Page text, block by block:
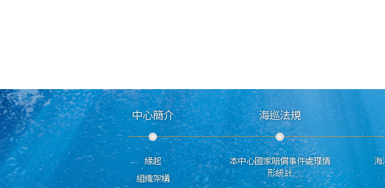
中心簡介
緣起
組織架構
海巡法規
本中心國家賠償事件處理情
形統計
海